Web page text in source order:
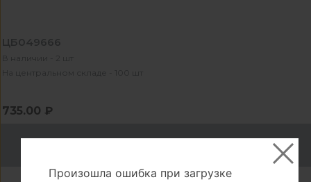
ЦБ049666
В наличии - 2 шт
На центральном складе - 100 шт
735.00 ₽
Произошла ошибка при загрузке